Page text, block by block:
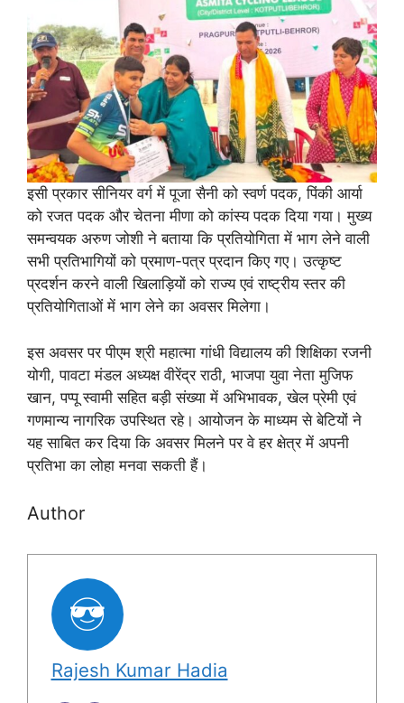
इसी प्रकार सीनियर वर्ग में पूजा सैनी को स्वर्ण पदक, पिंकी आर्या
को रजत पदक और चेतना मीणा को कांस्य पदक दिया गया। मुख्य
समन्वयक अरुण जोशी ने बताया कि प्रतियोगिता में भाग लेने वाली
सभी प्रतिभागियों को प्रमाण-पत्र प्रदान किए गए। उत्कृष्ट
प्रदर्शन करने वाली खिलाड़ियों को राज्य एवं राष्ट्रीय स्तर की
प्रतियोगिताओं में भाग लेने का अवसर मिलेगा।
इस अवसर पर पीएम श्री महात्मा गांधी विद्यालय की शिक्षिका रजनी
योगी, पावटा मंडल अध्यक्ष वीरेंद्र राठी, भाजपा युवा नेता मुजिफ
खान, पप्पू स्वामी सहित बड़ी संख्या में अभिभावक, खेल प्रेमी एवं
गणमान्य नागरिक उपस्थित रहे। आयोजन के माध्यम से बेटियों ने
यह साबित कर दिया कि अवसर मिलने पर वे हर क्षेत्र में अपनी
प्रतिभा का लोहा मनवा सकती हैं।
Author
Rajesh Kumar Hadia